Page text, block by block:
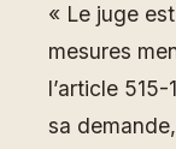
« Le juge
mesures
l’article
sa